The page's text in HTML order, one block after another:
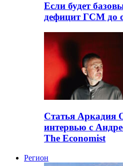
Если будет
дефицит ГСМ до
Статья Аркадия
интервью с
The Economist
Регион